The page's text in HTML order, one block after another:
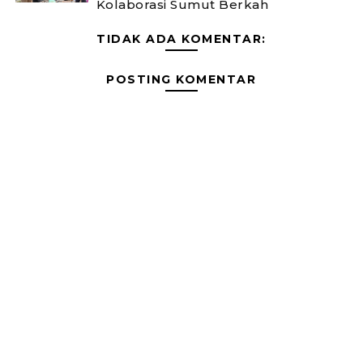
Kolaborasi Sumut Berkah
TIDAK ADA KOMENTAR:
POSTING KOMENTAR